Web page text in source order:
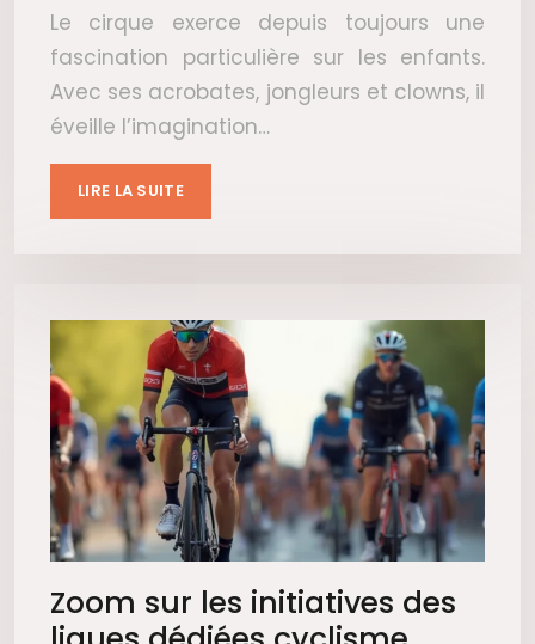
Le cirque exerce depuis toujours une
fascination particulière sur les enfants.
Avec ses acrobates, jongleurs et clowns, il
éveille l’imagination…
LIRE LA SUITE
Zoom sur les initiatives des